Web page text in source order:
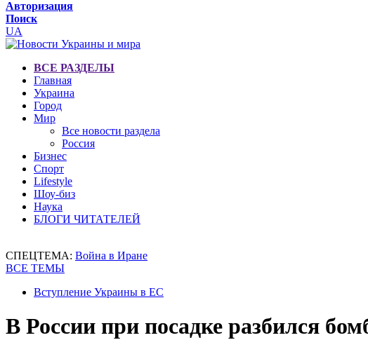
Авторизация
Поиск
UA
ВСЕ РАЗДЕЛЫ
Главная
Украина
Город
Мир
Все новости раздела
Россия
Бизнес
Спорт
Lifestyle
Шоу-биз
Наука
БЛОГИ ЧИТАТЕЛЕЙ
СПЕЦТЕМА: Война в Иране
ВСЕ ТЕМЫ
Вступление Украины в ЕС
В России при посадке разбился